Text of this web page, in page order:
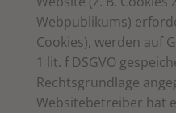
Webpublikums)
Cookies), werden auf
1 lit. f DSGVO
Rechtsgrundlage
Websitebetreiber hat